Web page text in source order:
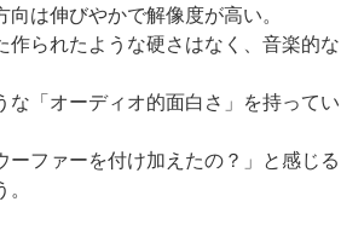
は伸びやかで解像度が高い。
られたような硬さはなく、音楽的な
「オーディオ的面白さ」を持ってい
ファーを付け加えたの？」と感じる